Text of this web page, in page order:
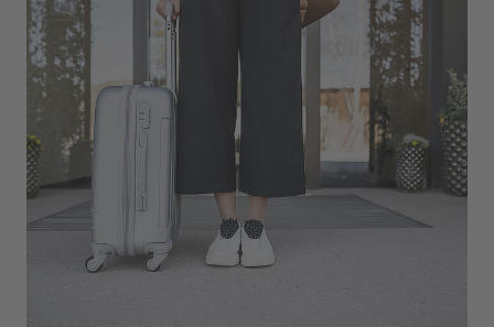
Generation, welcher von allen E-Fahrzeugen
genutzt werden kann